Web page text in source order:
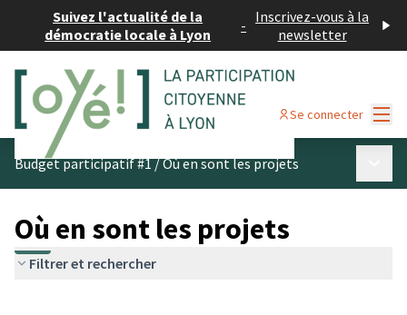
Suivez l'actualité de la
démocratie locale à Lyon
- Inscrivez-vous à la
newsletter
Se connecter
Budget participatif #1/Où en sont les projets
Où en sont les projets
Filtrer et rechercher